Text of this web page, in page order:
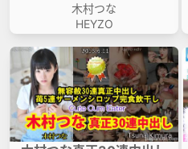
木村つな
HEYZO